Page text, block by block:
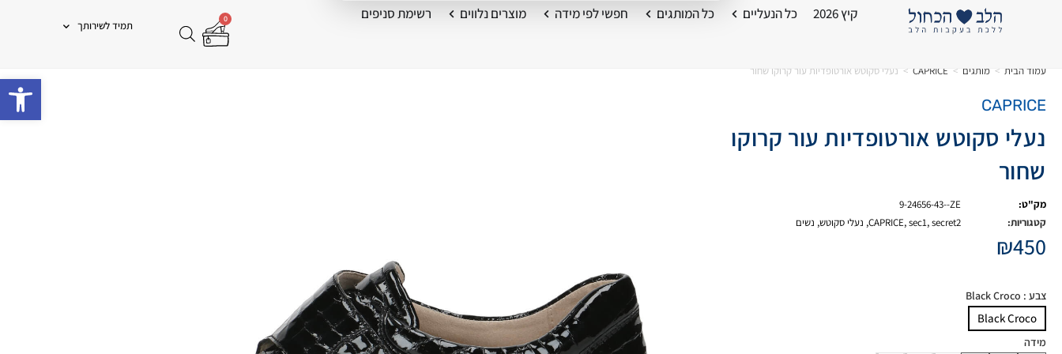
קיץ 2026 כל הנעליים כל המותגים חפשי לפי מידה מוצרים נלווים רשימת סניפים 0
תמיד לשירותך
עמוד הבית > מותגים >
CAPRICE
> נעלי סקוטש אורטופדיות עור קרוקו שחור
CAPRICE
נעלי סקוטש אורטופדיות עור קרוקו
שחור
מק"ט:
9-24656-43--ZE
קטגוריות:
CAPRICE,sec1,secret2
, נעלי סקוטש, נשים
₪450
צבע : Black Croco
Black Croco
מידה